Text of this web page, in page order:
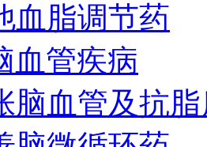
血脂调节药
血管疾病
脑血管及抗